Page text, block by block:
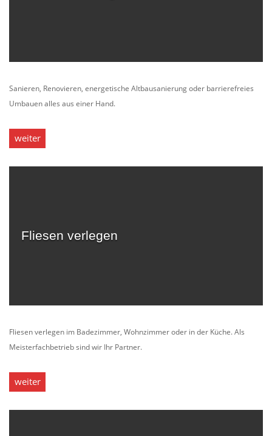
Sanieren, Renovieren, energetische Altbausanierung oder barrierefreies
Umbauen alles aus einer Hand.
weiter
Fliesen verlegen
Fliesen verlegen im Badezimmer, Wohnzimmer oder in der Küche. Als
Meisterfachbetrieb sind wir Ihr Partner.
weiter